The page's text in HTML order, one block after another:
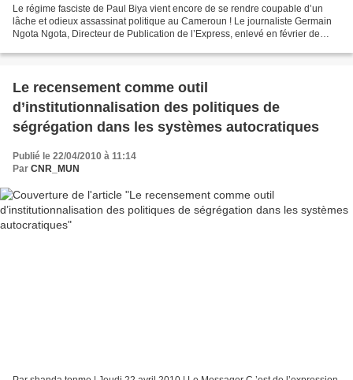
Le régime fasciste de Paul Biya vient encore de se rendre coupable d’un
lâche et odieux assassinat politique au Cameroun ! Le journaliste Germain
Ngota Ngota, Directeur de Publication de l’Express, enlevé en février de
Le recensement comme outil
d’institutionnalisation des politiques de
ségrégation dans les systèmes autocratiques
Publié le 22/04/2010 à 11:14
Par CNR_MUN